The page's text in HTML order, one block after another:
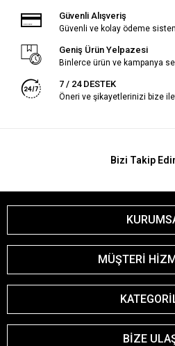
Güvenli Alışveriş
Güvenli ve kolay ödeme
Geniş Ürün Yelpazesi
Binlerce ürün ve kampanya
7 / 24 DESTEK
Öneri ve şikayetlerinizi bize
Bizi Takip
MÜŞTERİ
BİZE